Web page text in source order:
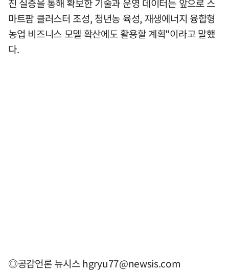
진 실증을 통해 확보한 기술과 운영 데이터는 앞으로 스
마트팜 클러스터 조성, 청년농 육성, 재생에너지 융합형
농업 비즈니스 모델 확산에도 활용할 계획"이라고 말했
다.
◎공감언론 뉴시스hgryu77@newsis.com